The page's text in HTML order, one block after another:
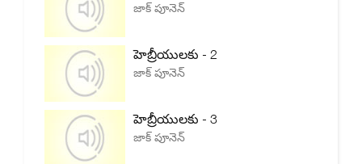
జాక్ పూనెన్
హెబ్రీయులకు - 2
జాక్ పూనెన్
హెబ్రీయులకు - 3
జాక్ పూనెన్